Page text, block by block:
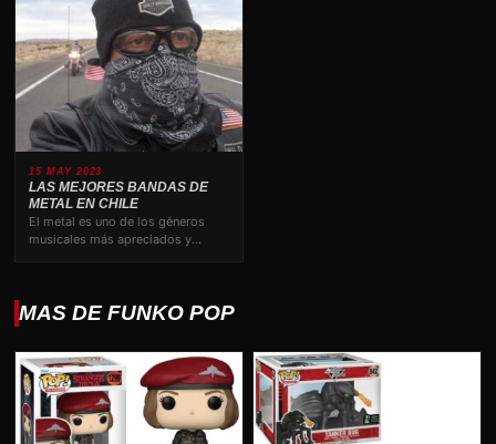
15 MAY 2023
LAS MEJORES BANDAS DE
METAL EN CHILE
El metal es uno de los géneros
musicales más apreciados y
MAS DE FUNKO POP